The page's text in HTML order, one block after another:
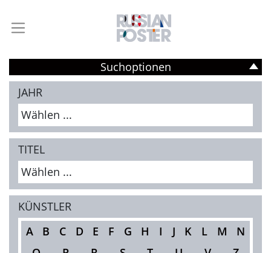
Suchoptionen
JAHR
Wählen ...
TITEL
Wählen ...
KÜNSTLER
A
B C D E F G H I J K L M
N